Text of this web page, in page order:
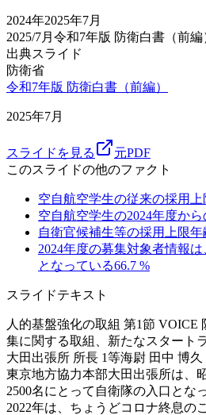
2024年2025年7月
2025/7月 令和7年版 防衛白書（前編
出典スライド
防衛省
令和7年版 防衛白書（前編）
2025年7月
スライドを見る
元PDF
このスライドの他のファクト
空自航空学生の従来の採用上
空自航空学生の2024年度か
自衛官候補生等の採用上限年
2024年度の募集対象者情報
となっている66.7 %
スライドテキスト
人的基盤強化の取組 第1節 VOICE
集に関する取組、新たなスタート
大田出張所 所長 1等海尉 田中 博
東京地方協力本部大田出張所は、
2500名にとって自衛隊の入口とな
2022年は、ちょうどコロナ終息の